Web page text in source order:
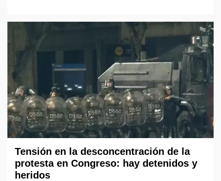
Tensión en la desconcentración de la
protesta en Congreso: hay detenidos y
heridos